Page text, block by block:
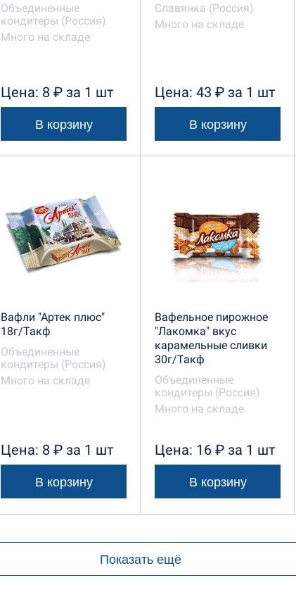
Объединенные
кондитеры (Россия)
Много на складе
Цена: 8 ₽ за 1 шт
В корзину
Славянка (Россия)
Много на складе
Цена: 43 ₽ за 1 шт
В корзину
Вафли "Артек плюс"
18г/Такф
Объединенные
кондитеры (Россия)
Много на складе
Цена: 8 ₽ за 1 шт
В корзину
Вафельное пирожное
"Лакомка" вкус
карамельные сливки
30г/Такф
Объединенные
кондитеры (Россия)
Много на складе
Цена: 16 ₽ за 1 шт
В корзину
Показать ещё